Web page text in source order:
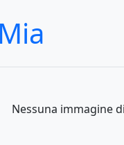
Nessuna immagine